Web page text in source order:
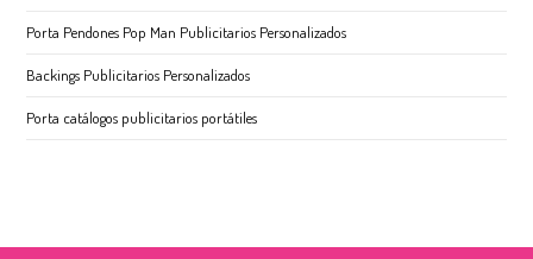
Porta Pendones Pop Man Publicitarios Personalizados
Backings Publicitarios Personalizados
Porta catálogos publicitarios portátiles